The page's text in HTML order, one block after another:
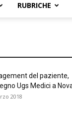
RUBRICHE
del paziente,
Ugs Medici a
2018